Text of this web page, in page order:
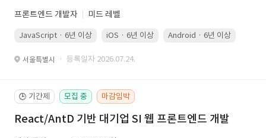
프론트엔드 개발자 미드 레벨
JavaScript · 6년 이상 iOS · 6년 이상 Android · 6년 이상
서울특별시 · 등록일자 2026.07.24.
🕒 기간제 모집 중 마감임박
React/AntD 기반 대기업 SI 웹 프론트엔드 개발